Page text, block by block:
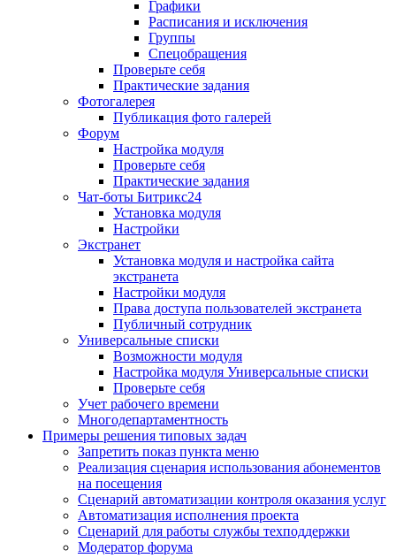
Графики
Расписания и исключения
Группы
Спецобращения
Проверьте себя
Практические задания
Фотогалерея
Публикация фото галерей
Форум
Настройка модуля
Проверьте себя
Практические задания
Чат-боты Битрикс24
Установка модуля
Настройки
Экстранет
Установка модуля и настройка сайта
экстранета
Настройки модуля
Права доступа пользователей экстранета
Публичный сотрудник
Универсальные списки
Возможности модуля
Настройка модуля Универсальные списки
Проверьте себя
Учет рабочего времени
Многодепартаментность
Примеры решения типовых задач
Запретить показ пункта меню
Реализация сценария использования абонементов
на посещения
Сценарий автоматизации контроля оказания услуг
Автоматизация исполнения проекта
Сценарий для работы службы техподдержки
Модератор форума